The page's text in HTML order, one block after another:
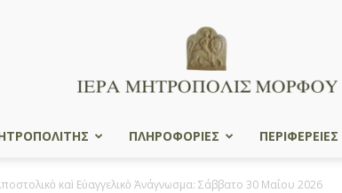
ΠΛΗΡΟΦΟΡΙΕΣ ΠΕΡΙΦΕΡΕΙΕΣ
καὶ Εὐαγγελικὸ Ἀνάγνωσμα: Σάββατο 30 Μαΐου 2026